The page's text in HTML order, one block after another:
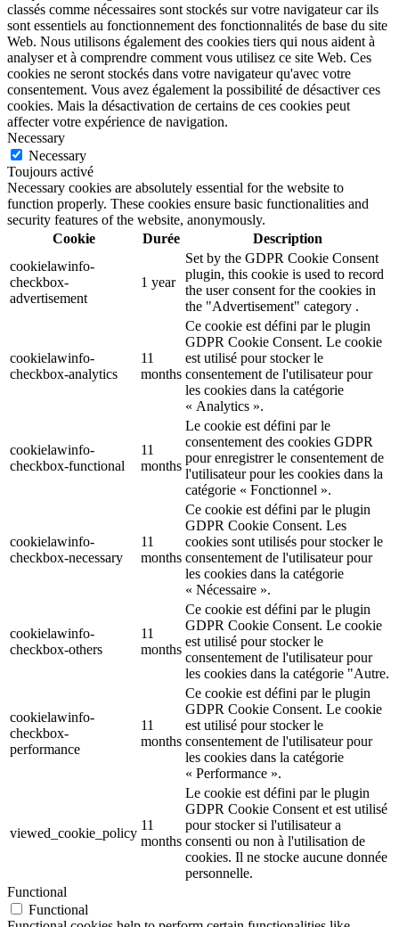
classés comme nécessaires sont stockés sur votre navigateur car ils
sont essentiels au fonctionnement des fonctionnalités de base du site
Web. Nous utilisons également des cookies tiers qui nous aident à
analyser et à comprendre comment vous utilisez ce site Web. Ces
cookies ne seront stockés dans votre navigateur qu'avec votre
consentement. Vous avez également la possibilité de désactiver ces
cookies. Mais la désactivation de certains de ces cookies peut
affecter votre expérience de navigation.
Necessary
Necessary
Toujours activé
Necessary cookies are absolutely essential for the website to
function properly. These cookies ensure basic functionalities and
security features of the website, anonymously.
Cookie
Durée
Description
cookielawinfo-
checkbox-
advertisement
1 year
Set by the GDPR Cookie Consent
plugin, this cookie is used to record
the user consent for the cookies in
the "Advertisement" category .
cookielawinfo-
checkbox-analytics
11
months
Ce cookie est défini par le plugin
GDPR Cookie Consent. Le cookie
est utilisé pour stocker le
consentement de l'utilisateur pour
les cookies dans la catégorie
« Analytics ».
cookielawinfo-
checkbox-functional
11
months
Le cookie est défini par le
consentement des cookies GDPR
pour enregistrer le consentement de
l'utilisateur pour les cookies dans la
catégorie « Fonctionnel ».
cookielawinfo-
checkbox-necessary
11
months
Ce cookie est défini par le plugin
GDPR Cookie Consent. Les
cookies sont utilisés pour stocker le
consentement de l'utilisateur pour
les cookies dans la catégorie
« Nécessaire ».
cookielawinfo-
checkbox-others
11
months
Ce cookie est défini par le plugin
GDPR Cookie Consent. Le cookie
est utilisé pour stocker le
consentement de l'utilisateur pour
les cookies dans la catégorie "Autre.
cookielawinfo-
checkbox-
performance
11
months
Ce cookie est défini par le plugin
GDPR Cookie Consent. Le cookie
est utilisé pour stocker le
consentement de l'utilisateur pour
les cookies dans la catégorie
« Performance ».
viewed_cookie_policy
11
months
Le cookie est défini par le plugin
GDPR Cookie Consent et est utilisé
pour stocker si l'utilisateur a
consenti ou non à l'utilisation de
cookies. Il ne stocke aucune donnée
personnelle.
Functional
Functional